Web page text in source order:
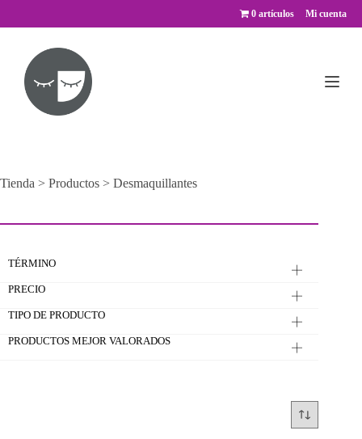
Mi cuenta
0 artículos
Tienda > Productos > Desmaquillantes
TÉRMINO
PRECIO
TIPO DE PRODUCTO
PRODUCTOS MEJOR VALORADOS